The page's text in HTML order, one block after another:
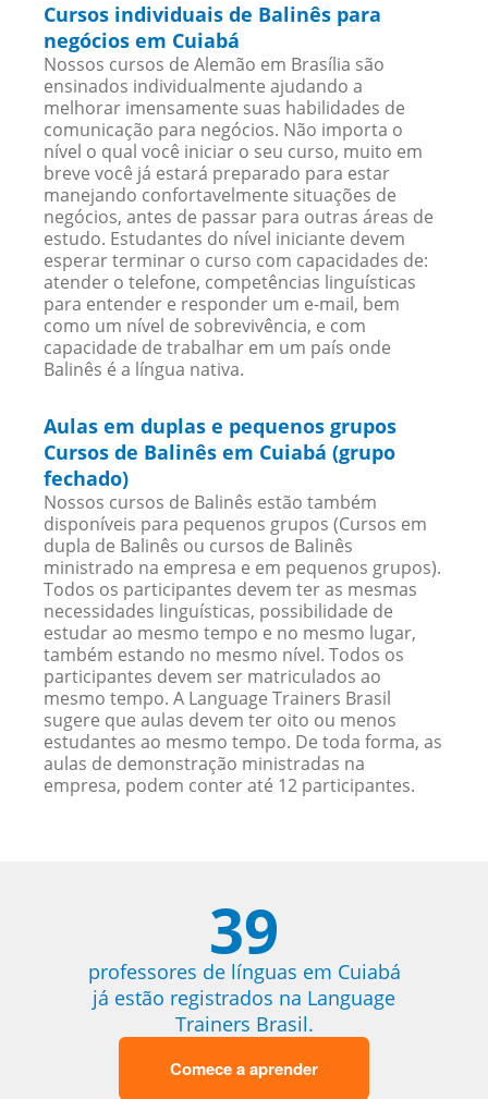
Cursos individuais de Balinês para
negócios em Cuiabá
Nossos cursos de Alemão em Brasília são
ensinados individualmente ajudando a
melhorar imensamente suas habilidades de
comunicação para negócios. Não importa o
nível o qual você iniciar o seu curso, muito em
breve você já estará preparado para estar
manejando confortavelmente situações de
negócios, antes de passar para outras áreas de
estudo. Estudantes do nível iniciante devem
esperar terminar o curso com capacidades de:
atender o telefone, competências linguísticas
para entender e responder um e-mail, bem
como um nível de sobrevivência, e com
capacidade de trabalhar em um país onde
Balinês é a língua nativa.
Aulas em duplas e pequenos grupos
Cursos de Balinês em Cuiabá (grupo
fechado)
Nossos cursos de Balinês estão também
disponíveis para pequenos grupos (Cursos em
dupla de Balinês ou cursos de Balinês
ministrado na empresa e em pequenos grupos).
Todos os participantes devem ter as mesmas
necessidades linguísticas, possibilidade de
estudar ao mesmo tempo e no mesmo lugar,
também estando no mesmo nível. Todos os
participantes devem ser matriculados ao
mesmo tempo. A Language Trainers Brasil
sugere que aulas devem ter oito ou menos
estudantes ao mesmo tempo. De toda forma, as
aulas de demonstração ministradas na
empresa, podem conter até 12 participantes.
39
professores de línguas em Cuiabá
já estão registrados na Language
Trainers Brasil.
Comece a aprender